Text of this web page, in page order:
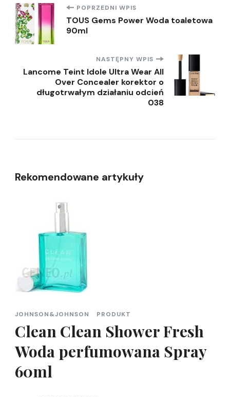
Nawigacja
wpisu
POPRZEDNI WPIS
TOUS Gems Power Woda toaletowa
90ml
NASTĘPNY WPIS
Lancome Teint Idole Ultra Wear All
Over Concealer korektor o
długotrwałym działaniu odcień
038
Rekomendowane artykuły
JOHNSON&JOHNSON PRODUKT
Clean Clean Shower Fresh
Woda perfumowana Spray
60ml